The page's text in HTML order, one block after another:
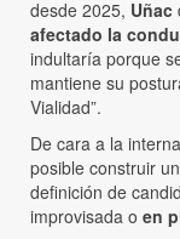
desde 2025, Uñac
afectado la
indultaría porque
mantiene su
Vialidad”.
De cara a la
posible construir
definición de
improvisada o en